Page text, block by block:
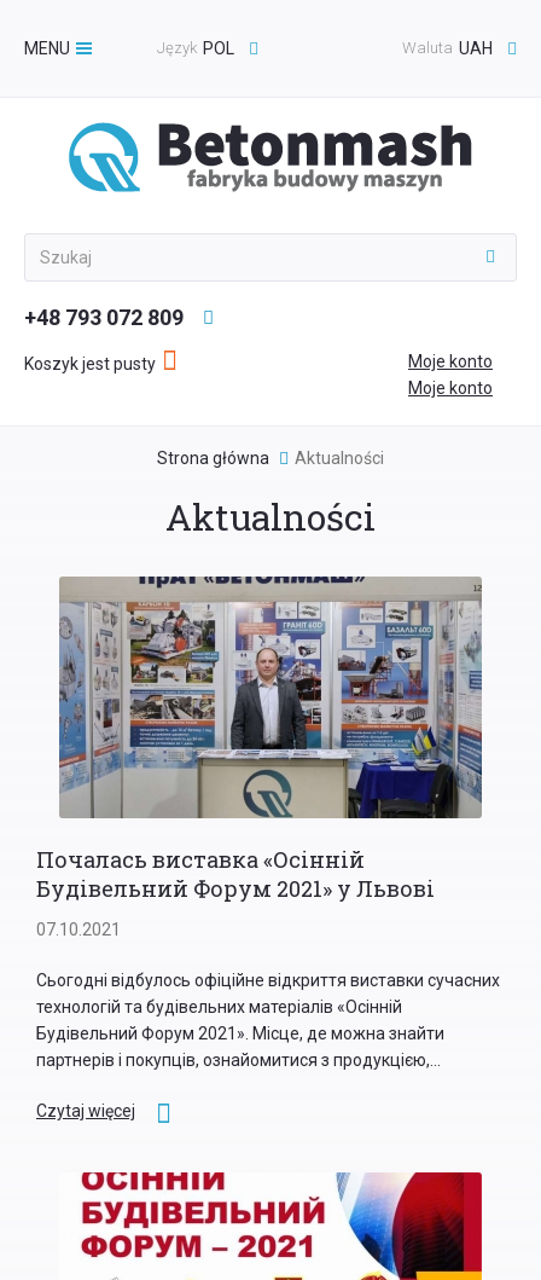
MENU
Toggle
Waluta UAH
Język POL
+48 793 072 809
Koszyk jest pusty
Moje konto
Moje konto
Strona główna Aktualności
Aktualności
Почалась виставка «Осінній
Будівельний Форум 2021» у Львові
07.10.2021
Сьогодні відбулось офіційне відкриття виставки сучасних
технологій та будівельних матеріалів «Осінній
Будівельний Форум 2021». Місце, де можна знайти
партнерів і покупців, ознайомитися з продукцією,...
Czytaj więcej